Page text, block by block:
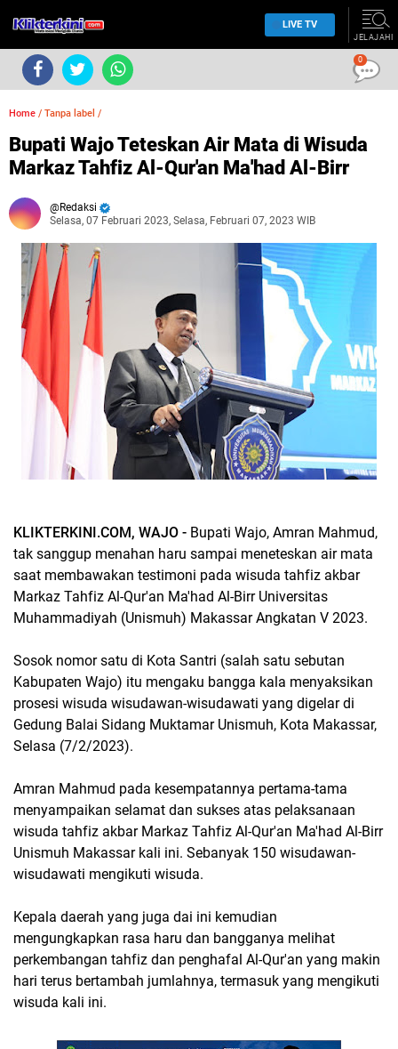
LIVE TV
JELAJAHI
Home / Tanpa label /
Bupati Wajo Teteskan Air Mata di Wisuda
Markaz Tahfiz Al-Qur'an Ma'had Al-Birr
Redaksi
Selasa, 07 Februari 2023, Selasa, Februari 07, 2023 WIB
KLIKTERKINI.COM, WAJO - Bupati Wajo, Amran Mahmud,
tak sanggup menahan haru sampai meneteskan air mata
saat membawakan testimoni pada wisuda tahfiz akbar
Markaz Tahfiz Al-Qur'an Ma'had Al-Birr Universitas
Muhammadiyah (Unismuh) Makassar Angkatan V 2023.
Sosok nomor satu di Kota Santri (salah satu sebutan
Kabupaten Wajo) itu mengaku bangga kala menyaksikan
prosesi wisuda wisudawan-wisudawati yang digelar di
Gedung Balai Sidang Muktamar Unismuh, Kota Makassar,
Selasa (7/2/2023).
Amran Mahmud pada kesempatannya pertama-tama
menyampaikan selamat dan sukses atas pelaksanaan
wisuda tahfiz akbar Markaz Tahfiz Al-Qur'an Ma'had Al-Birr
Unismuh Makassar kali ini. Sebanyak 150 wisudawan-
wisudawati mengikuti wisuda.
Kepala daerah yang juga dai ini kemudian
mengungkapkan rasa haru dan bangganya melihat
perkembangan tahfiz dan penghafal Al-Qur'an yang makin
hari terus bertambah jumlahnya, termasuk yang mengikuti
wisuda kali ini.
0